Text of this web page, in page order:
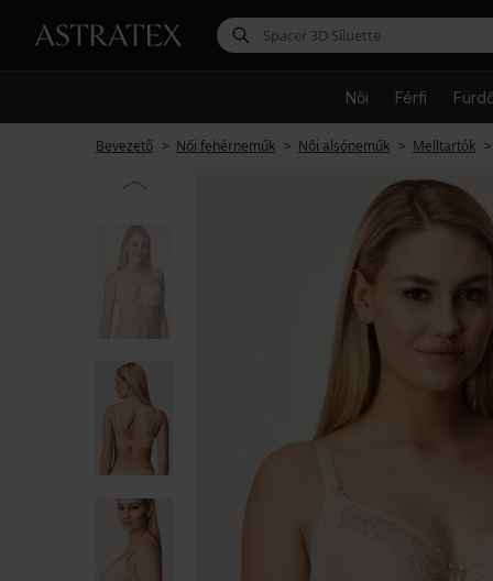
Női Férfi
Bevezető Női fehérneműk Női alsóneműk Melltartók